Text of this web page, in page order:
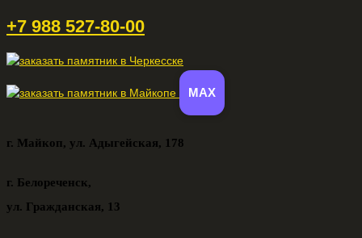
+7 988 527-80-00
MAX
г. Майкоп, ул. Адыгейская, 178
г. Белореченск,
ул. Гражданская, 13